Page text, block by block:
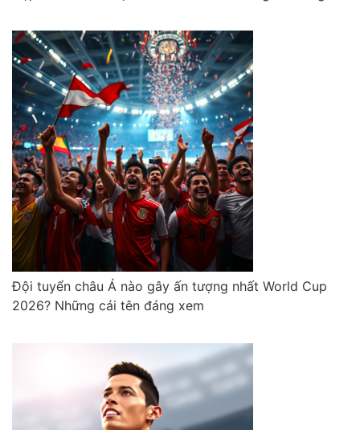
Đội tuyển châu Á nào gây ấn tượng nhất World Cup
2026? Những cái tên đáng xem